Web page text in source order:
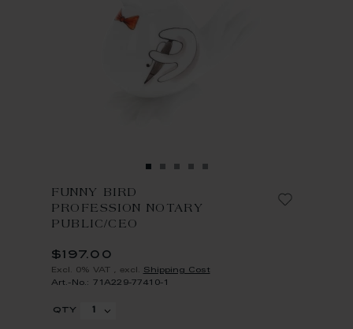
FUNNY BIRD
PROFESSION NOTARY
PUBLIC/CEO
$197.00
Excl. 0% VAT excl. Shipping Cost
Art.-No.: 71A229-77410-1
qty